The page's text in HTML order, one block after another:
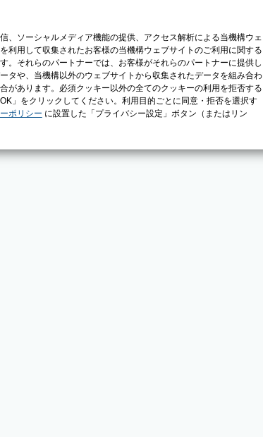
、ソーシャルメディア機能の提供、アクセス解析による当機構ウェ
利用して収集されたお客様の当機構ウェブサイトのご利用に関する
それらのパートナーでは、お客様がそれらのパートナーに提供し
タや、当機構以外のウェブサイトから収集されたデータを組み合わ
があります。必須クッキー以外の全てのクッキーの利用を拒否する
」をクリックしてください。利用目的ごとに同意・拒否を選択す
ポリシー に設置した「プライバシー設定」ボタン（またはリン